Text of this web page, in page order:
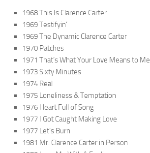
1968This Is Clarence Carter
1969Testifyin’
1969The Dynamic Clarence Carter
1970 Patches
1971 That’s What Your Love Means to Me
1973Sixty Minutes
1974 Real
1975 Loneliness & Temptation
1976 Heart Full of Song
1977 I Got Caught Making Love
1977 Let’s Burn
1981 Mr. Clarence Carter in Person